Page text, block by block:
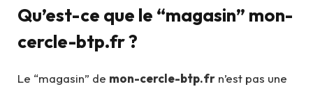
Qu’est-ce que le “magasin” mon-
cercle-btp.fr ?
Le “magasin” de mon-cercle-btp.fr n’est pas une